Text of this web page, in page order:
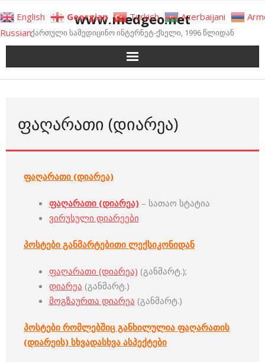
to
content
www.medgeo.net
ქართული სამედიცინო ინტერნეტ-ქსელი, 1996 წლიდან
ᲤᲐᲦᲐᲠᲐᲗᲘ (ᲓᲘᲐᲠᲔᲐ)
ფაღარათი (დიარეა)
ფაღარათი (დიარეა)– სათაო სტატია
ვირუსული დიარეები
პოსტები განმარტებითი ლექსიკონიდან
ფაღარათი (დიარეა) (განმარტ.);
დიარეა (განმარტ.)
მოგზაურთა დიარეა (განმარტ.)
პოსტები რომლებშიც განხილულია ფაღარათის
(დიარეის) სხვადასხვა ასპექტები
English Georgian Turkish Azerbaijani
Russian